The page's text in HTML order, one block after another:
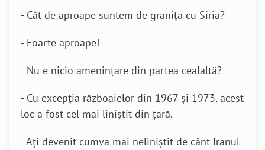
- Cât de aproape suntem de granița cu Siria?
- Foarte aproape!
- Nu e nicio amenințare din partea cealaltă?
- Cu excepția războaielor din 1967 și 1973, acest
loc a fost cel mai liniștit din țară.
- Ați devenit cumva mai neliniștit de cânt Iranul